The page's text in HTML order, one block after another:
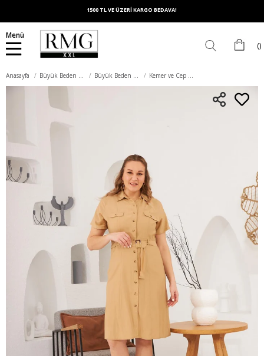
1500 TL VE ÜZERİ KARGO BEDAVA!
Menü
Anasayfa Büyük Beden Elbise Büyük Beden Günlük Elbise Kemer ve Cep Detaylı Düğmeli Kısa Kol Büyük Beden Elbise Vizon